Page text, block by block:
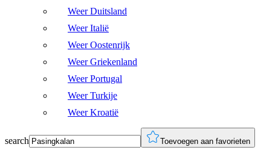
Weer Duitsland
Weer Italië
Weer Oostenrijk
Weer Griekenland
Weer Portugal
Weer Turkije
Weer Kroatië
search Toevoegen aan favorieten